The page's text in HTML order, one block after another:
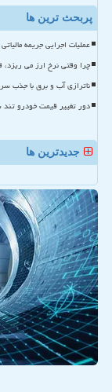
پربحث ترین ها
عملیات اجرایی جریمه
چرا وقتی نرخ ارز می
ناترازی آب و برق با جذب
دور تغییر قیمت خودرو
جدیدترین ها